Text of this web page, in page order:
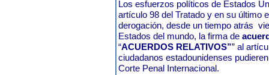
Los esfuerzos políticos de Estados
artículo 98 del Tratado y en su último
derogación, desde un tiempo atrás
Estados del mundo, la firma de
“ACUERDOS RELATIVOS”” al
ciudadanos estadounidenses pudieren
Corte Penal Internacional.